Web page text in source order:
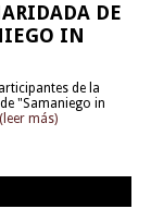
DE
IN
de la
"Samaniego in
(leer más)